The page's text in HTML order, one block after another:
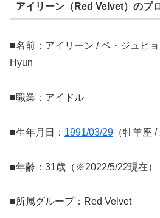
アイリーン（Red Velvet）のプ
■名前：アイリーン / ペ・ジュヒ
Hyun
■職業：アイドル
■生年月日： 1991/03/29 （牡羊座 /
■年齢：31歳（※2022/5/22現在）
■所属グループ：Red Velvet